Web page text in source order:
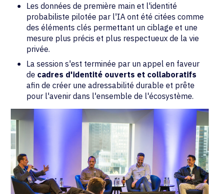
Les données de première main et l'identité
probabiliste pilotée par l'IA ont été citées comme
des éléments clés permettant un ciblage et une
mesure plus précis et plus respectueux de la vie
privée.
La session s'est terminée par un appel en faveur
de cadres d'identité ouverts et collaboratifs
afin de créer une adressabilité durable et prête
pour l'avenir dans l'ensemble de l'écosystème.